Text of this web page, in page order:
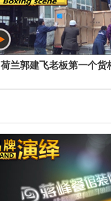
荷兰郭建飞老板第一个货